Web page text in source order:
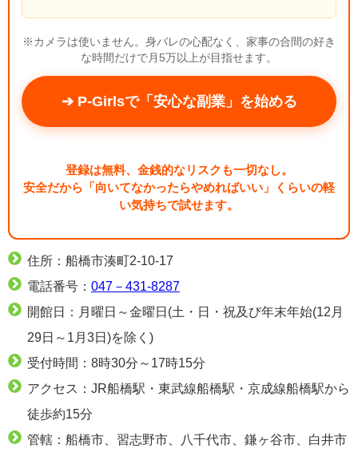
※カメラは使いません。身バレの心配なく、家事の合間の好き
な時間だけで月5万以上が目指せます。
➔ P-Girlsで「安心な副業」を始める
登録は無料、金銭的なリスクも一切なし。
安全だから「向いてなかったらやめればいい」くらいの軽
い気持ちで試せます。
住所：船橋市湊町2-10-17
電話番号： 047－431-8287
開館日：月曜日～金曜日(土・日・祝及び年末年始(12月
29日～1月3日)を除く)
受付時間：8時30分～17時15分
アクセス：JR船橋駅・東武線船橋駅・京成線船橋駅から
徒歩約15分
管轄：船橋市、習志野市、八千代市、鎌ヶ谷市、白井市